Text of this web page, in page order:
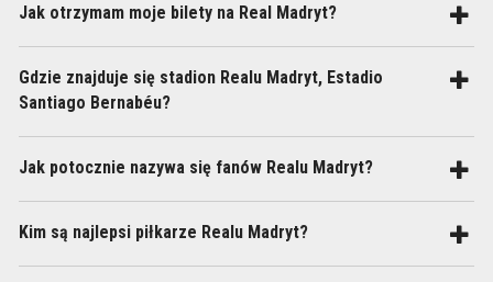
Jak otrzymam moje bilety na Real Madryt?
Gdzie znajduje się stadion Realu Madryt, Estadio
Santiago Bernabéu?
Jak potocznie nazywa się fanów Realu Madryt?
Kim są najlepsi piłkarze Realu Madryt?